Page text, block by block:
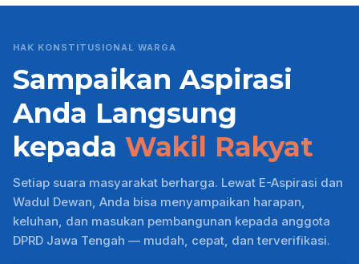
HAK KONSTITUSIONAL WARGA
Sampaikan Aspirasi
Anda Langsung
kepada Wakil Rakyat
Setiap suara masyarakat berharga. Lewat E-Aspirasi dan
Wadul Dewan, Anda bisa menyampaikan harapan,
keluhan, dan masukan pembangunan kepada anggota
DPRD Jawa Tengah — mudah, cepat, dan terverifikasi.